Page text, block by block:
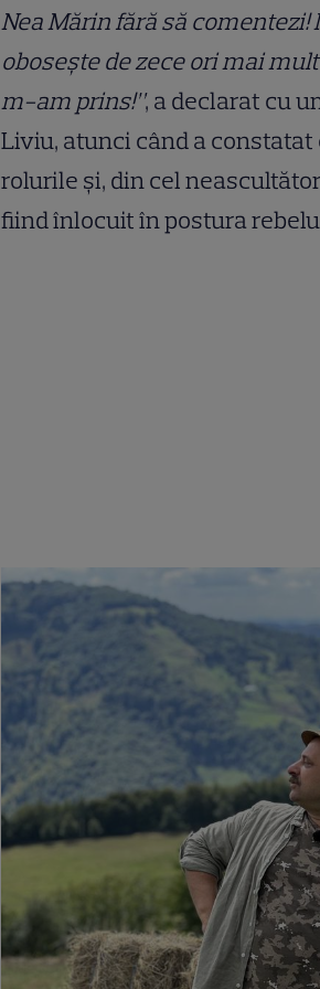
Nea Mărin fără să comentezi!
obosește de zece ori mai
m-am prins!”, a declarat cu
Liviu, atunci când a
rolurile și, din cel
fiind înlocuit în postura